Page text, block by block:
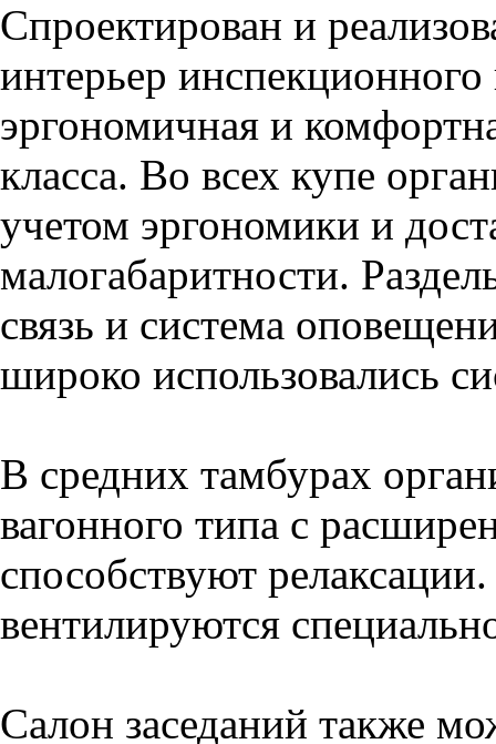
Спроектирован и
интерьер инспекционного
эргономичная и
класса. Во всех купе
учетом эргономики и
малогабаритности.
связь и система
широко использовались
В средних тамбурах
вагонного типа с
способствуют
вентилируются
Салон заседаний также